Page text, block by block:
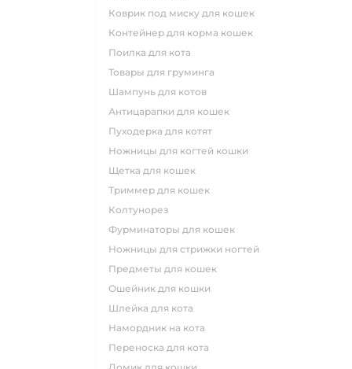
коврик под миску для кошек
контейнер для корма кошек
поилка для кота
товары для груминга
шампунь для котов
антицарапки для кошек
пуходерка для котят
ножницы для когтей кошки
щетка для кошек
триммер для кошек
колтунорез
фурминаторы для кошек
ножницы для стрижки ногтей
предметы для кошек
ошейник для кошки
шлейка для кота
намордник на кота
переноска для кота